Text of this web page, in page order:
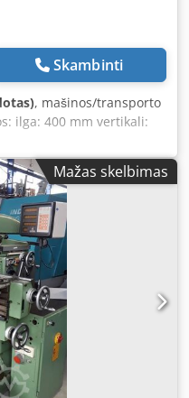
Skambinti
, mašinos/transporto
ilga: 400 mm vertikali:
- Vertikalus frezavimo
kampinis stalas 260 x
- Statymo elementai -
Dodpfoygia Ejx
Mažas skelbimas